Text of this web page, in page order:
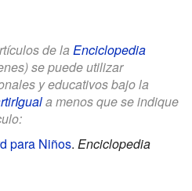
de la Enciclopedia
se puede utilizar
y educativos bajo la
a menos que se indique
para Niños. Enciclopedia